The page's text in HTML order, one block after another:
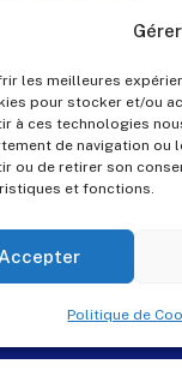
les meilleures
pour stocker et/ou
à ces technologies
de navigation ou
ou de retirer son
et fonctions.
Accepter
Politique de